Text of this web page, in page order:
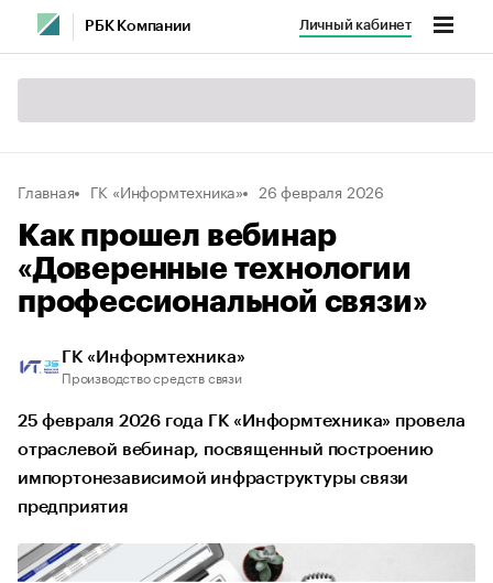
РБК Компании Личный кабинет
Главная ГК «Информтехника» 26 февраля 2026
Как прошел вебинар
«Доверенные технологии
профессиональной связи»
ГК «Информтехника»
Производство средств связи
25 февраля 2026 года ГК «Информтехника» провела
отраслевой вебинар, посвященный построению
импортонезависимой инфраструктуры связи
предприятия